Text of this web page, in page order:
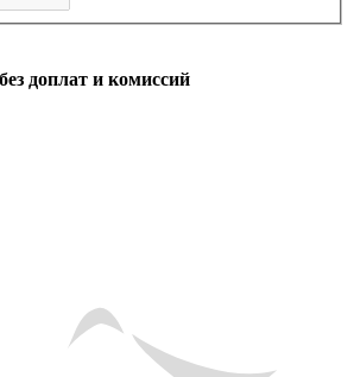
без доплат и комиссий